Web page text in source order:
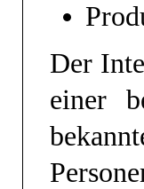
Der
einer